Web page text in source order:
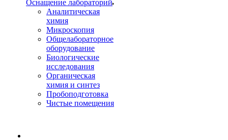
Оснащение лабораторий
Аналитическая
химия
Микроскопия
Общелабораторное
оборудование
Биологические
исследования
Органическая
химия и синтез
Пробоподготовка
Чистые помещения